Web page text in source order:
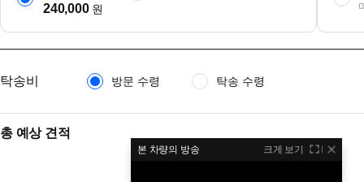
240,000원
탁송비 방문 수령 탁송 수령
총 예상 견적
본 차량의 방송 크게 보기